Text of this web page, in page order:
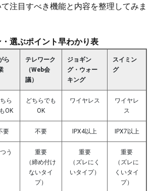
注目すべき機能と内容を整理してみま
選ぶポイント早わかり表
ら
テレワーク
（Web会
議）
ジョギン
グ・ウォー
キング
スイミン
グ
ら
OK
どちらでも
OK
ワイヤレス
ワイヤレ
ス
要 不要 IPX4以上 IPX7以上
う
重要
（締め付け
ないタイ
プ）
重要
（ズレにく
いタイプ）
重要
（ズレに
くいタイ
プ）